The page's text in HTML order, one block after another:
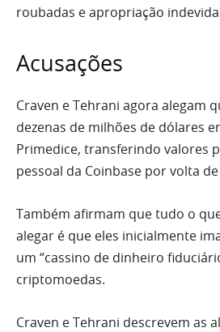
roubadas e apropriação
Acusações
Craven e Tehrani agora alegam
dezenas de milhões de dólares
Primedice, transferindo valores
pessoal da Coinbase por volta
Também afirmam que tudo o
alegar é que eles inicialmente
um “cassino de dinheiro
criptomoedas.
Craven e Tehrani descrevem as